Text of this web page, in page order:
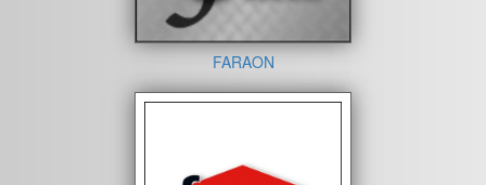
FARAON